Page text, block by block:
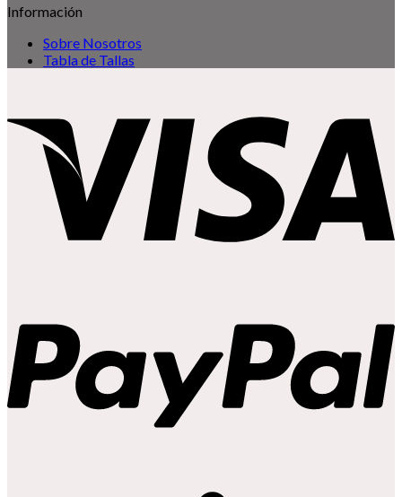
Información
Sobre Nosotros
Tabla de Tallas